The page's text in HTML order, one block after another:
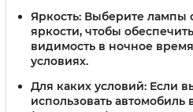
Яркость: Выберите лампы
яркости, чтобы
видимость в ночное
условиях.
Для каких условий: Если
использовать